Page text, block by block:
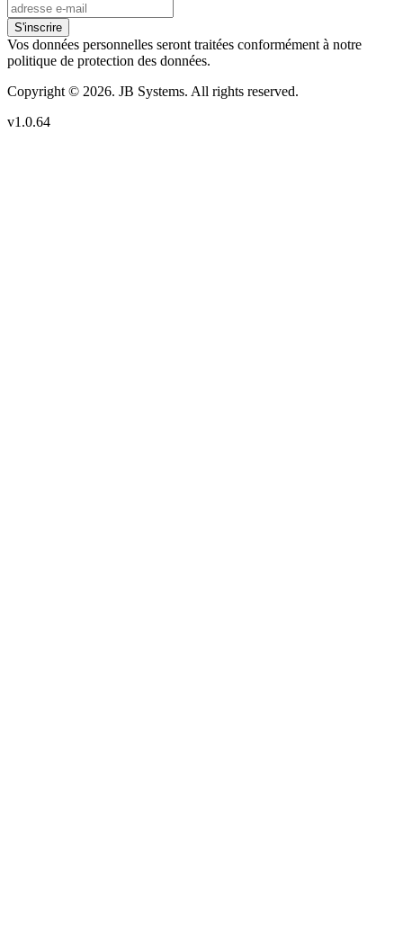
S'inscrire
Vos données personnelles seront traitées conformément à notre
politique de protection des données.
Copyright © 2026. JB Systems. All rights reserved.
v1.0.64